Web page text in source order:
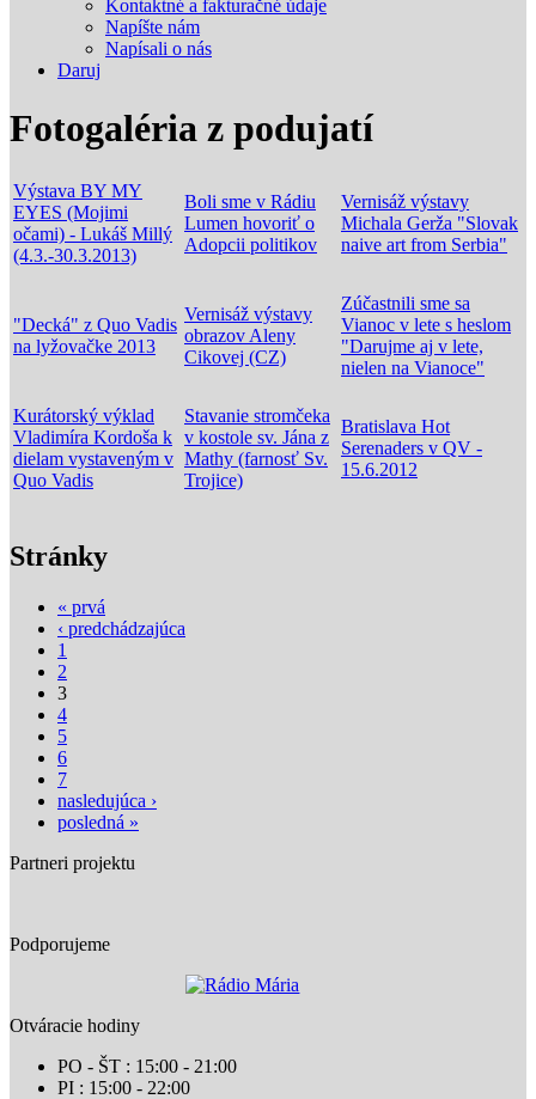
Kontaktné a fakturačné údaje
Napíšte nám
Napísali o nás
Daruj
Fotogaléria z podujatí
Výstava BY MY
EYES (Mojimi
očami) - Lukáš Millý
(4.3.-30.3.2013)
Boli sme v Rádiu
Lumen hovoriť o
Adopcii politikov
Vernisáž výstavy
Michala Gerža "Slovak
naive art from Serbia"
"Decká" z Quo Vadis
na lyžovačke 2013
Vernisáž výstavy
obrazov Aleny
Cikovej (CZ)
Zúčastnili sme sa
Vianoc v lete s heslom
"Darujme aj v lete,
nielen na Vianoce"
Kurátorský výklad
Vladimíra Kordoša k
dielam vystaveným v
Quo Vadis
Stavanie stromčeka
v kostole sv. Jána z
Mathy (farnosť Sv.
Trojice)
Bratislava Hot
Serenaders v QV -
15.6.2012
Stránky
« prvá
‹ predchádzajúca
1
2
3
4
5
6
7
nasledujúca ›
posledná »
Partneri projektu
Podporujeme
Otváracie hodiny
PO - ŠT : 15:00 - 21:00
PI : 15:00 - 22:00